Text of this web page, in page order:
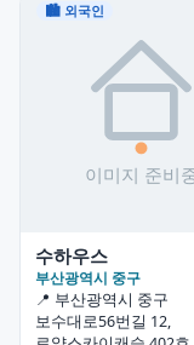
🏙 외국인
수하우스
부산광역시 중구
📍 부산광역시 중구
보수대로56번길 12,